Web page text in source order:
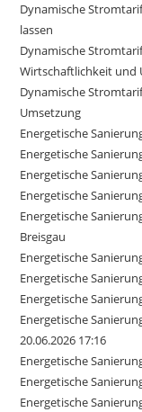
Dynamische
lassen
Dynamische
Wirtschaftlichkeit und
Dynamische
Umsetzung
Energetische
Energetische
Energetische
Energetische
Energetische
Breisgau
Energetische
Energetische
Energetische
Energetische
20.06.2026 17:16
Energetische
Energetische
Energetische